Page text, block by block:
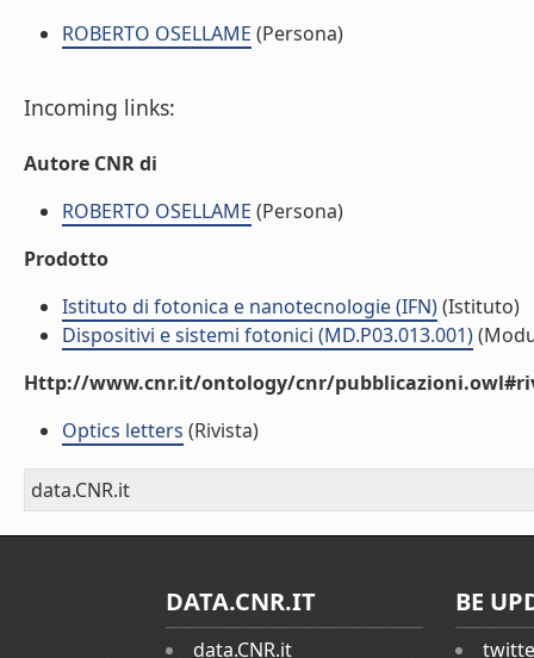
ROBERTO OSELLAME (Persona)
Incoming links:
Autore CNR di
ROBERTO OSELLAME (Persona)
Prodotto
Istituto di fotonica e nanotecnologie (IFN)(Istituto)
Dispositivi e sistemi fotonici (MD.P03.013.001)
Http://www.cnr.it/ontology/cnr/
Optics letters (Rivista)
data.CNR.it
DATA.CNR.IT
data.CNR.it
BE